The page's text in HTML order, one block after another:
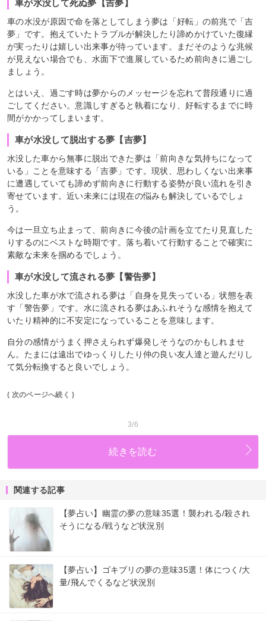
車が水没して死ぬ夢【吉夢】
車の水没が原因で命を落としてしまう夢は「好転」の前兆で「吉
夢」です。抱えていたトラブルが解決したり諦めかけていた復縁
が実ったりは嬉しい出来事が待っています。まだそのような兆候
が見えない場合でも、水面下で進展しているため前向きに過ごし
ましょう。
とはいえ、過ごす時は夢からのメッセージを忘れて普段通りに過
ごしてください。意識しすぎると執着になり、好転するまでに時
間がかかってしまいます。
車が水没して脱出する夢【吉夢】
水没した車から無事に脱出できた夢は「前向きな気持ちになって
いる」ことを意味する「吉夢」です。現状、思わしくない出来事
に遭遇していても諦めず前向きに行動する姿勢が良い流れを引き
寄せています。近い未来には現在の悩みも解決しているでしょ
う。
今は一旦立ち止まって、前向きに今後の計画を立てたり見直した
りするのにベストな時期です。落ち着いて行動することで確実に
素敵な未来を掴めるでしょう。
車が水没して流される夢【警告夢】
水没した車が水で流される夢は「自身を見失っている」状態を表
す「警告夢」です。水に流される夢はあふれそうな感情を抱えて
いたり精神的に不安定になっていることを意味します。
自分の感情がうまく押さえられず爆発しそうなのかもしれませ
ん。たまには遠出でゆっくりしたり仲の良い友人達と遊んだりし
て気分転換すると良いでしょう。
( 次のページへ続く )
3/6
続きを読む
関連する記事
【夢占い】幽霊の夢の意味35選！襲われる/殺され
そうになる/戦うなど状況別
【夢占い】ゴキブリの夢の意味35選！体につく/大
量/飛んでくるなど状況別